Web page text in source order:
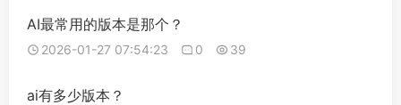
AI最常用的版本是那个？
2026-01-27 07:54:23 0 39
ai有多少版本？